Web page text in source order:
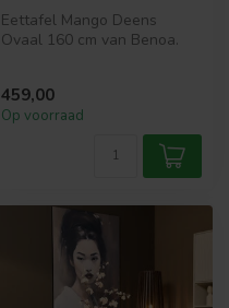
Eettafel Mango Deens
Ovaal 160 cm van Benoa.
459,00
Op voorraad